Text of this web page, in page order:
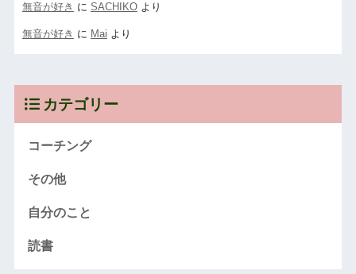
無音が好き に SACHIKOより
無音が好き に Mai より
カテゴリー
コーチング
その他
自分のこと
読書